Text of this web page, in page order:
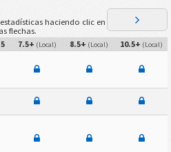
haciendo clic en
flechas.
7.5+ (Local) 8.5+ (Local) 10.5+ (Local)